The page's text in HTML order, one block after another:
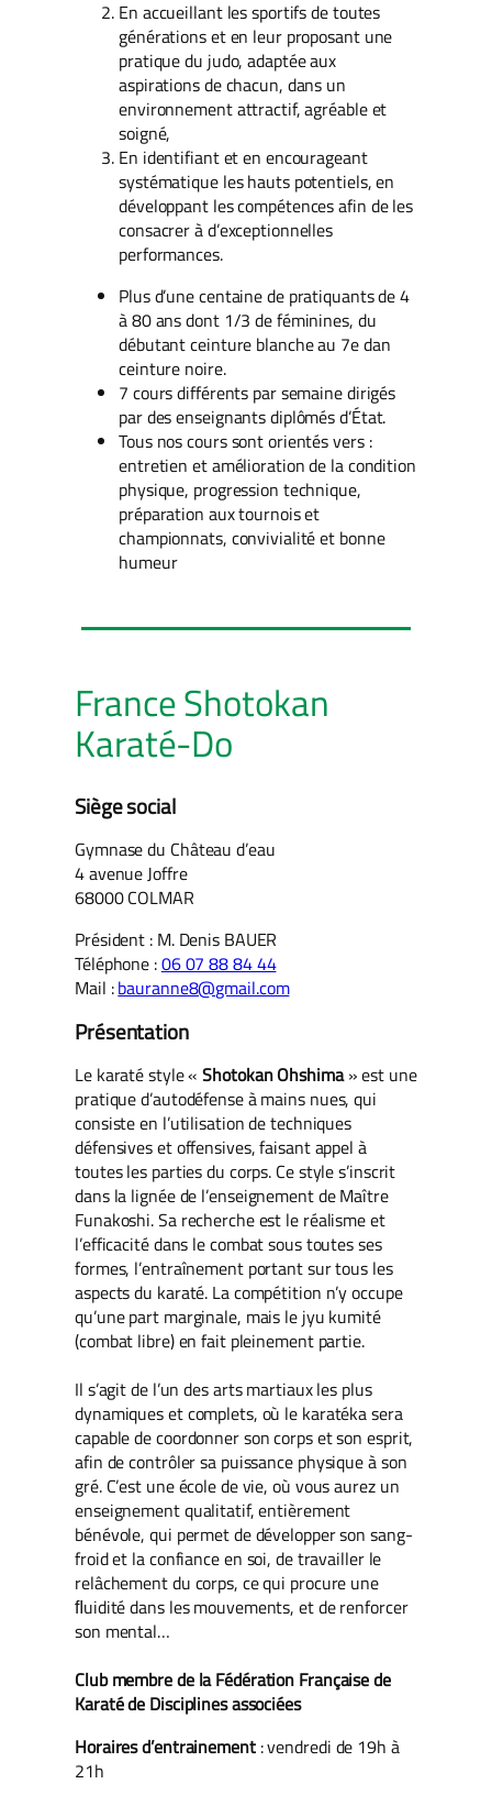
En accueillant les sportifs de toutes
générations et en leur proposant une
pratique du judo, adaptée aux
aspirations de chacun, dans un
environnement attractif, agréable et
soigné,
En identifiant et en encourageant
systématique les hauts potentiels, en
développant les compétences afin de les
consacrer à d’exceptionnelles
performances.
Plus d’une centaine de pratiquants de 4
à 80 ans dont 1/3 de féminines, du
débutant ceinture blanche au 7e dan
ceinture noire.
7 cours différents par semaine dirigés
par des enseignants diplômés d’État.
Tous nos cours sont orientés vers :
entretien et amélioration de la condition
physique, progression technique,
préparation aux tournois et
championnats, convivialité et bonne
humeur
France Shotokan
Karaté-Do
Siège social
Gymnase du Château d’eau
4 avenue Joffre
68000 COLMAR
Président : M. Denis BAUER
Téléphone :06 07 88 84 44
Mail :bauranne8@gmail.com
Présentation
Le karaté style «Shotokan Ohshima» est une
pratique d’autodéfense à mains nues, qui
consiste en l’utilisation de techniques
défensives et offensives, faisant appel à
toutes les parties du corps. Ce style s’inscrit
dans la lignée de l’enseignement de Maître
Funakoshi. Sa recherche est le réalisme et
l’efficacité dans le combat sous toutes ses
formes, l’entraînement portant sur tous les
aspects du karaté. La compétition n’y occupe
qu’une part marginale, mais le jyu kumité
(combat libre) en fait pleinement partie.
Il s’agit de l’un des arts martiaux les plus
dynamiques et complets, où le karatéka sera
capable de coordonner son corps et son esprit,
afin de contrôler sa puissance physique à son
gré. C’est une école de vie, où vous aurez un
enseignement qualitatif, entièrement
bénévole, qui permet de développer son sang-
froid et la confiance en soi, de travailler le
relâchement du corps, ce qui procure une
ﬂuidité dans les mouvements, et de renforcer
son mental…
Club membre de la Fédération Française de
Karaté de Disciplines associées
Horaires d’entrainement : vendredi de 19h à
21h